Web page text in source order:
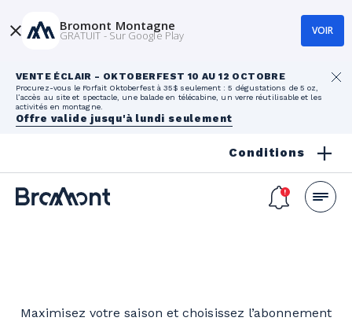
VENTE ÉCLAIR - OKTOBERFEST 10 AU 12 OCTOBRE
Procurez-vous le Forfait Oktoberfest à 35$ seulement : 5 dégustations de 5 oz,
l’accès au site et spectacle, une balade en télécabine, un verre réutilisable et les
activités en montagne.
Offre valide jusqu'à lundi seulement
Conditions
Maximisez votre saison et choisissez l’abonnement
Bromont Montagne
GRATUIT - Sur Google Play VOIR